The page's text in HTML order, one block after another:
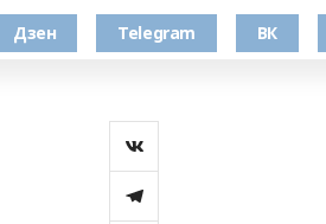
Дзен Telegram ВК